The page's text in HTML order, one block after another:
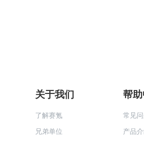
关于我们
了解赛氪
兄弟单位
帮
常见
产品